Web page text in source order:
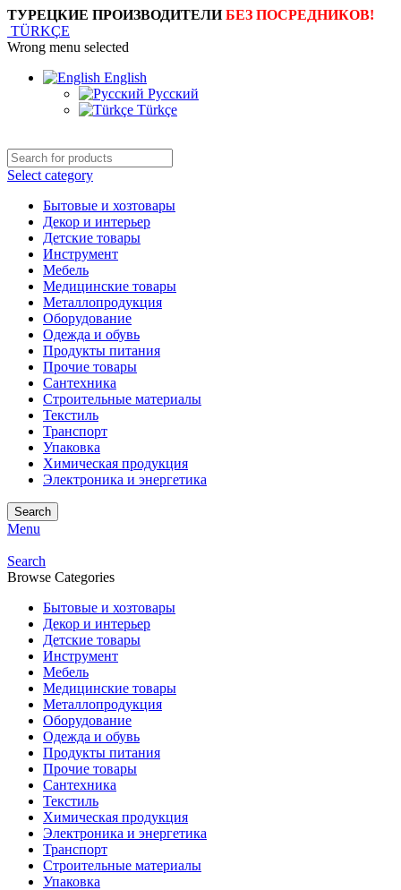
ТУРЕЦКИЕ ПРОИЗВОДИТЕЛИБЕЗ ПОСРЕДНИКОВ!
TÜRKÇE
Wrong menu selected
English
Русский
Türkçe
Select category
Бытовые и хозтовары
Декор и интерьер
Детские товары
Инструмент
Мебель
Медицинские товары
Металлопродукция
Оборудование
Одежда и обувь
Продукты питания
Прочие товары
Сантехника
Строительные материалы
Текстиль
Транспорт
Упаковка
Химическая продукция
Электроника и энергетика
Search
Menu
Search
Browse Categories
Бытовые и хозтовары
Декор и интерьер
Детские товары
Инструмент
Мебель
Медицинские товары
Металлопродукция
Оборудование
Одежда и обувь
Продукты питания
Прочие товары
Сантехника
Текстиль
Химическая продукция
Электроника и энергетика
Транспорт
Строительные материалы
Упаковка